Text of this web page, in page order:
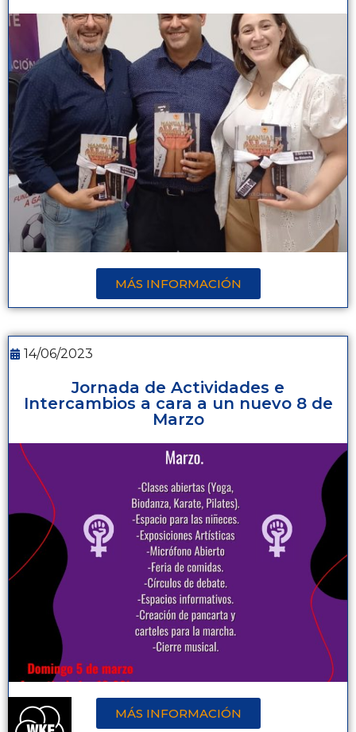
MÁS INFORMACIÓN
14/06/2023
Jornada de Actividades e
Intercambios a cara a un nuevo 8 de
Marzo
MÁS INFORMACIÓN